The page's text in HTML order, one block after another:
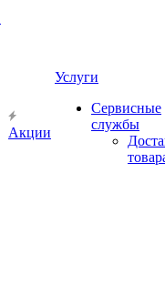
Акции
Услуги
Сервисные
службы